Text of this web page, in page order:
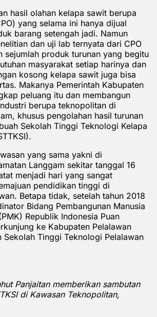
hasil olahan kelapa sawit berupa
yang selama ini hanya dijual
barang setengah jadi. Namun
dan uji lab ternyata dari CPO
sejumlah produk turunan yang begitu
masyarakat setiap harinya dan
kosong kelapa sawit juga bisa
Makanya Pemerintah Kabupaten
peluang itu dan membangun
berupa teknopolitan di
khusus pengolahan hasil turunan
Sekolah Tinggi Teknologi Kelapa
yang sama yakni di
Langgam sekitar tanggal 16
menjadi hari yang sangat
pendidikan tinggi di
Betapa tidak, setelah tahun 2018
Bidang Pembangunan Manusia
Republik Indonesia Puan
ke Kabupaten Pelalawan
Sekolah Tinggi Teknologi Pelalawan
Panjaitan memberikan sambutan
di Kawasan Teknopolitan,